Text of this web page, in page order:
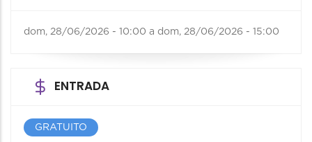
dom, 28/06/2026 - 10:00 a dom, 28/06/2026 - 15:00
ENTRADA
GRATUITO